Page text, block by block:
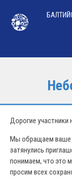
Дорогие участники
Мы обращаем ваше
затянулись
понимаем, что это
просим всех